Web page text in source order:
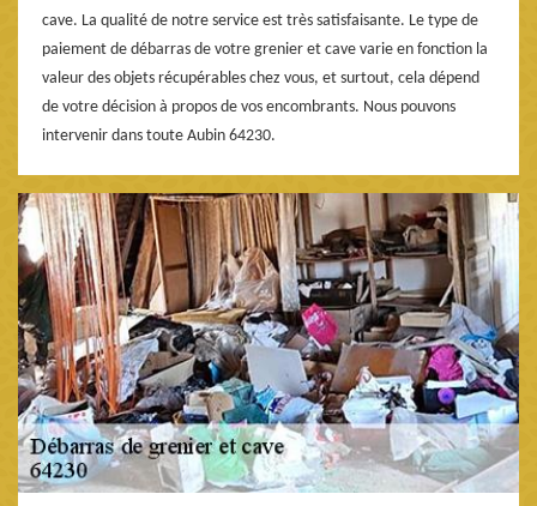
cave. La qualité de notre service est très satisfaisante. Le type de
paiement de débarras de votre grenier et cave varie en fonction la
valeur des objets récupérables chez vous, et surtout, cela dépend
de votre décision à propos de vos encombrants. Nous pouvons
intervenir dans toute Aubin 64230.